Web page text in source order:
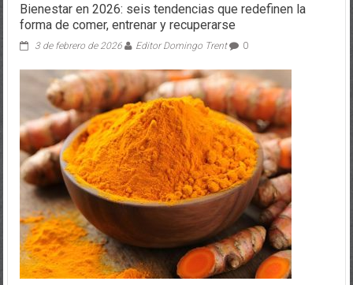
Bienestar en 2026: seis tendencias que redefinen la
forma de comer, entrenar y recuperarse
3 de febrero de 2026 Editor Domingo Trent 0